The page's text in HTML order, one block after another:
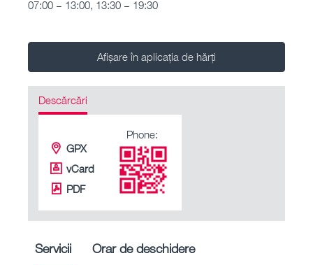
07:00 – 13:00, 13:30 – 19:30
Afișare în aplicația de hărți
Descărcări
GPX
vCard
PDF
Phone:
Servicii Orar de deschidere